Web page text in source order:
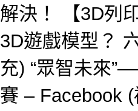
解決！ 【3D列
3D遊戲模型？
充) “眾智未來
賽 – Facebook